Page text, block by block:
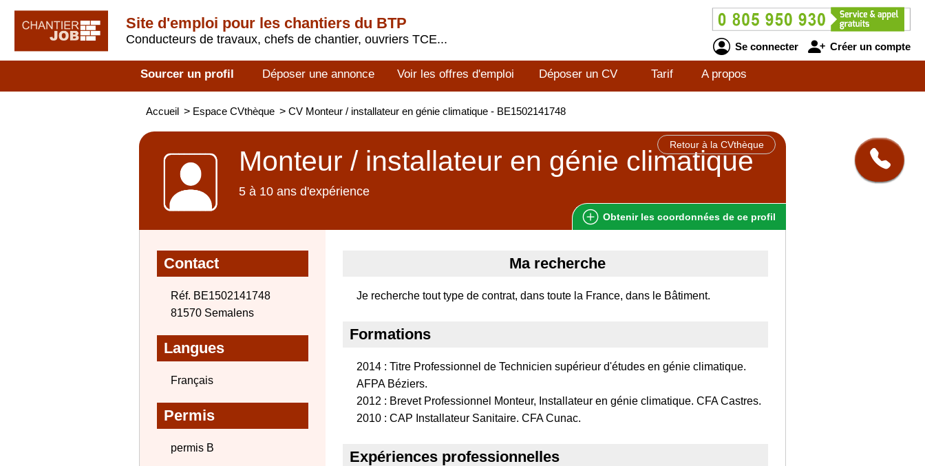
Site d'emploi pour les chantiers du BTP
Conducteurs de travaux, chefs de chantier, ouvriers TCE...
Se connecter Créer un compte
Sourcer un profil Déposer une annonce Voir les offres d'emploi Déposer un CV Tarif A propos
Accueil > Espace CVthèque > CV Monteur / installateur en génie climatique - BE1502141748
Retour à la CVthèque
Monteur / installateur en génie climatique
5 à 10 ans d'expérience
Obtenir les coordonnées de ce profil
Contact
Réf. BE1502141748
81570 Semalens
Langues
Français
Permis
permis B
Ma recherche
Je recherche tout type de contrat, dans toute la France, dans le Bâtiment.
Formations
2014 : Titre Professionnel de Technicien supérieur d'études en génie climatique.
AFPA Béziers.
2012 : Brevet Professionnel Monteur, Installateur en génie climatique. CFA Castres.
2010 : CAP Installateur Sanitaire. CFA Cunac.
Expériences professionnelles